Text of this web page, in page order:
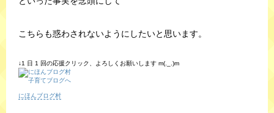
こちらも惑わされないようにしたいと思います。
↓1 日 1 回の応援クリック、よろしくお願いします m(._.)m
にほんブログ村